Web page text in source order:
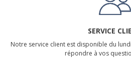
SERVICE
Notre service client est disponible du
répondre à vos